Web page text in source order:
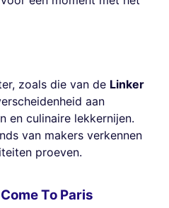
zoals die van de Linker
aan
en culinaire lekkernijen.
van makers verkennen
proeven.
To Paris